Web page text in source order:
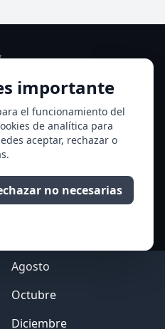
importante
el funcionamiento del
de analítica para
aceptar, rechazar o
no necesarias
Febrero
Abril
Agosto
Octubre
Diciembre